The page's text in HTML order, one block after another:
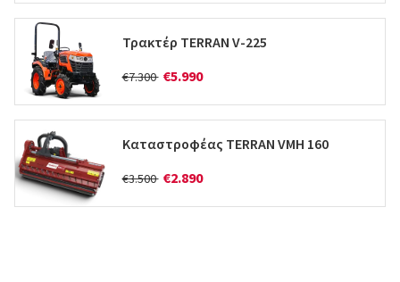
Τρακτέρ TERRAN V-225
€7.300 €5.990
Καταστροφέας TERRAN VMH 160
€3.500 €2.890